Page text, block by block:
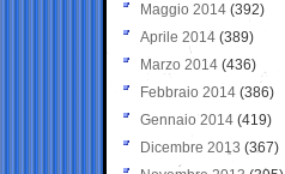
Maggio 2014 (392)
Aprile 2014 (389)
Marzo 2014 (436)
Febbraio 2014 (386)
Gennaio 2014 (419)
Dicembre 2013 (367)